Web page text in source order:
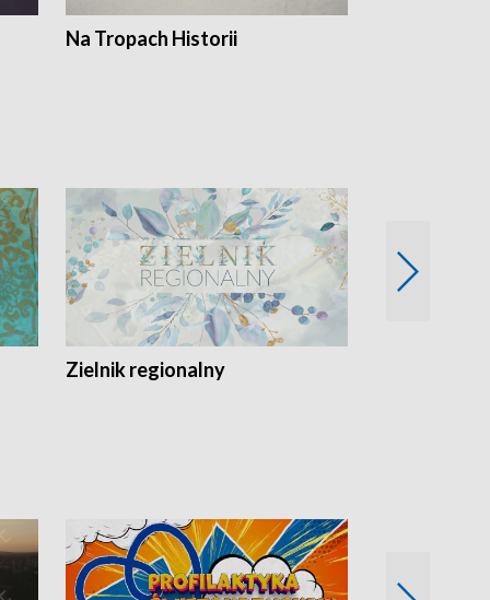
Na Tropach Historii
Zielnik regionalny